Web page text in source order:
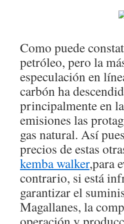
Como puede
petróleo, pero la
especulación en
carbón ha
principalmente en
emisiones las
gas natural. Así
precios de estas
kemba walker,para
contrario, si está
garantizar el
Magallanes, la